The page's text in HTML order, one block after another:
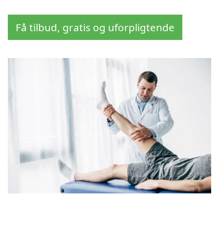
Få tilbud, gratis og uforpligtende